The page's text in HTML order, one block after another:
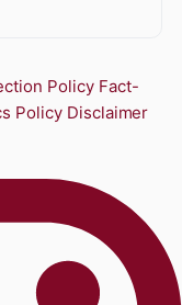
Policy Fact-
Policy Disclaimer